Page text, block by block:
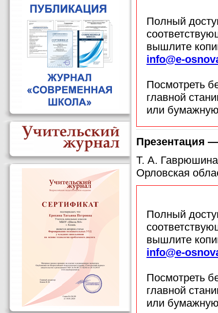
Полный
вышлите
info@e-
Посмотреть
главной
или
Презентация
Т. А.
Орловская
Полный
вышлите
info@e-
Посмотреть
главной
или